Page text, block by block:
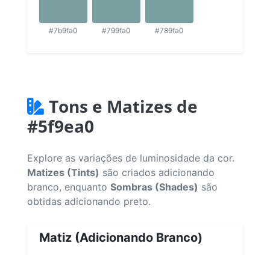
#7b9fa0 #799fa0 #789fa0
Tons e Matizes de
#5f9ea0
Explore as variações de luminosidade da cor.
Matizes (Tints) são criados adicionando
branco, enquanto Sombras (Shades) são
obtidas adicionando preto.
Matiz (Adicionando Branco)